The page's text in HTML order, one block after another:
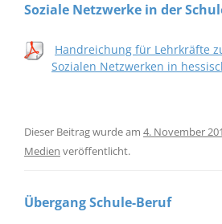
Soziale Netzwerke in der
Handreichung für Lehrkräfte
Sozialen Netzwerken in
Dieser Beitrag wurde am 4. November
Medien veröffentlicht.
Übergang Schule-Beruf